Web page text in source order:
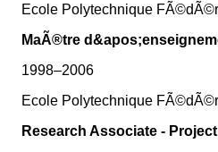
Ecole Polytechnique
MaÃ®tre
1998–2006
Ecole Polytechnique
Research Associate -